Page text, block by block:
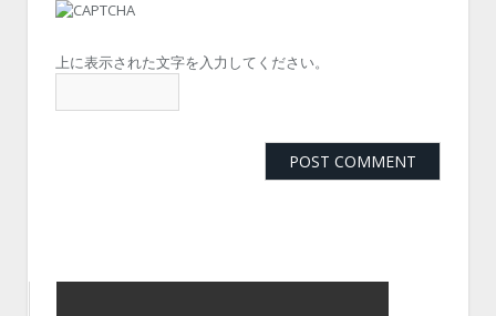
上に表示された文字を入力してください。